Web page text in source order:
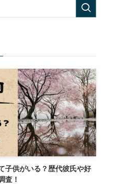
子供がいる？歴代彼氏や好
査！